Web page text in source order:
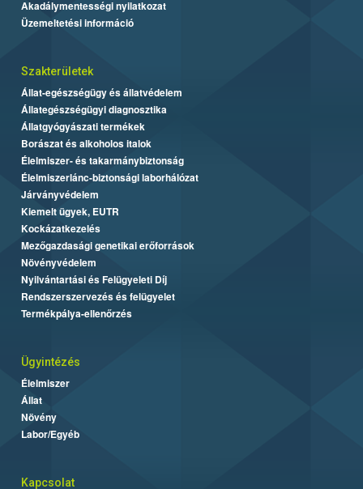
Akadálymentességi nyilatkozat
Üzemeltetési információ
Szakterületek
Állat-egészségügy és állatvédelem
Állategészségügyi diagnosztika
Állatgyógyászati termékek
Borászat és alkoholos italok
Élelmiszer- és takarmánybiztonság
Élelmiszerlánc-biztonsági laborhálózat
Járványvédelem
Kiemelt ügyek, EUTR
Kockázatkezelés
Mezőgazdasági genetikai erőforrások
Növényvédelem
Nyilvántartási és Felügyeleti Díj
Rendszerszervezés és felügyelet
Termékpálya-ellenőrzés
Ügyintézés
Élelmiszer
Állat
Növény
Labor/Egyéb
Kapcsolat